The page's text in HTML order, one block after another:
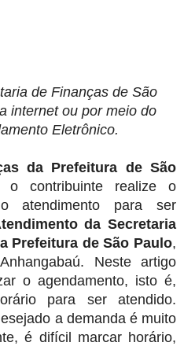
de Finanças de São
internet ou por meio do
Eletrônico.
da Prefeitura de São
contribuinte realize o
atendimento para ser
da Secretaria
Prefeitura de São Paulo,
Neste artigo
o agendamento, isto é,
para ser atendido.
a demanda é muito
é difícil marcar horário,